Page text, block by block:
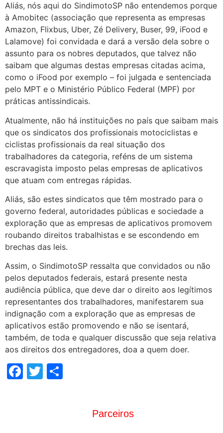
Aliás, nós aqui do SindimotoSP não entendemos porque
à Amobitec (associação que representa as empresas
Amazon, Flixbus, Uber, Zé Delivery, Buser, 99, iFood e
Lalamove) foi convidada e dará a versão dela sobre o
assunto para os nobres deputados, que talvez não
saibam que algumas destas empresas citadas acima,
como o iFood por exemplo – foi julgada e sentenciada
pelo MPT e o Ministério Público Federal (MPF) por
práticas antissindicais.
Atualmente, não há instituições no país que saibam mais
que os sindicatos dos profissionais motociclistas e
ciclistas profissionais da real situação dos
trabalhadores da categoria, reféns de um sistema
escravagista imposto pelas empresas de aplicativos
que atuam com entregas rápidas.
Aliás, são estes sindicatos que têm mostrado para o
governo federal, autoridades públicas e sociedade a
exploração que as empresas de aplicativos promovem
roubando direitos trabalhistas e se escondendo em
brechas das leis.
Assim, o SindimotoSP ressalta que convidados ou não
pelos deputados federais, estará presente nesta
audiência pública, que deve dar o direito aos legítimos
representantes dos trabalhadores, manifestarem sua
indignação com a exploração que as empresas de
aplicativos estão promovendo e não se isentará,
também, de toda e qualquer discussão que seja relativa
aos direitos dos entregadores, doa a quem doer.
Facebook
Twitter
Parceiros